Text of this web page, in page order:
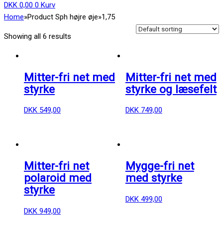
DKK 0,00 0 Kurv
Home»Product Sph højre øje»1,75
Showing all 6 results
Mitter-fri net med
styrke
DKK 549,00
Mitter-fri net med
styrke og læsefelt
DKK749,00
Mitter-fri net
polaroid med
styrke
DKK 949,00
Mygge-fri net
med styrke
DKK499,00